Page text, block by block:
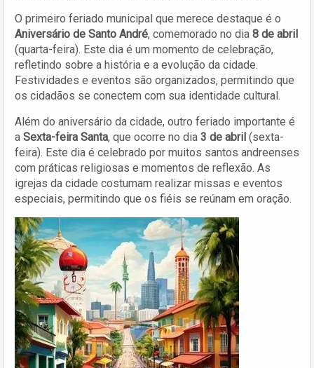
O primeiro feriado municipal que merece destaque é o
Aniversário de Santo André, comemorado no dia 8 de abril
(quarta-feira). Este dia é um momento de celebração,
refletindo sobre a história e a evolução da cidade.
Festividades e eventos são organizados, permitindo que
os cidadãos se conectem com sua identidade cultural.
Além do aniversário da cidade, outro feriado importante é
a Sexta-feira Santa, que ocorre no dia 3 de abril (sexta-
feira). Este dia é celebrado por muitos santos andreenses
com práticas religiosas e momentos de reflexão. As
igrejas da cidade costumam realizar missas e eventos
especiais, permitindo que os fiéis se reúnam em oração.